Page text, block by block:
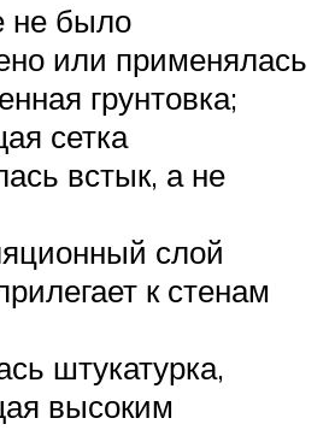
не было
или применялась
грунтовка;
сетка
встык, а не
слой
к стенам
штукатурка,
высоким